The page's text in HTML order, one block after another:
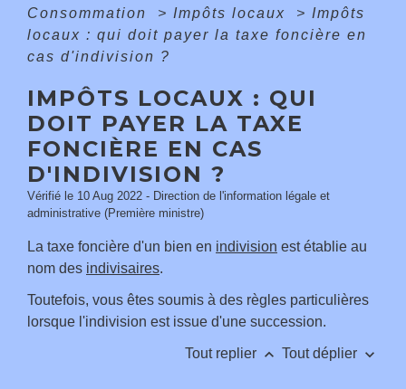
Consommation
> Impôts locaux > Impôts
locaux : qui doit payer la taxe foncière en
cas d'indivision ?
IMPÔTS LOCAUX : QUI
DOIT PAYER LA TAXE
FONCIÈRE EN CAS
D'INDIVISION ?
Vérifié le 10 Aug 2022 - Direction de l'information légale et
administrative (Première ministre)
La taxe foncière d'un bien en indivision est établie au
nom des indivisaires.
Toutefois, vous êtes soumis à des règles particulières
lorsque l'indivision est issue d'une succession.
Tout replier keyboard_arrow_up Tout déplier keyboard_arrow_down